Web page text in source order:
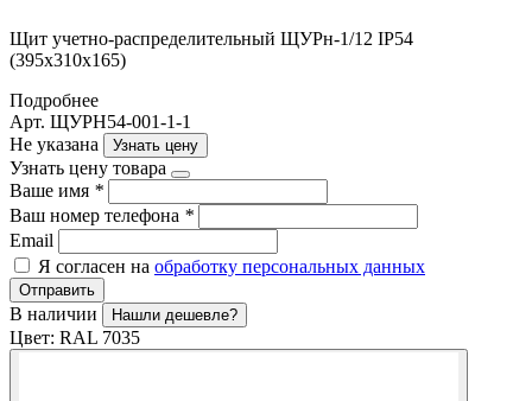
Щит учетно-распределительный ЩУРн-1/12 IP54
(395х310х165)
Подробнее
Арт. ЩУРН54-001-1-1
Не указана
Узнать цену
Узнать цену товара
Ваше имя *
Ваш номер телефона *
Email
Я согласен на обработку персональных данных
Отправить
В наличии Нашли дешевле?
Цвет: RAL 7035